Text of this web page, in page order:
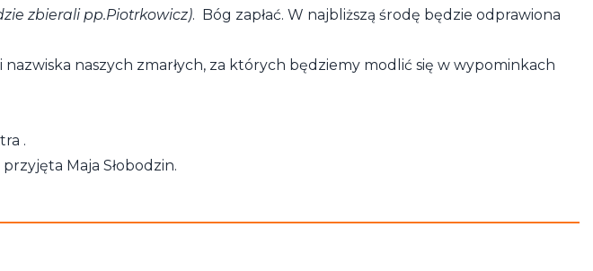
zbierali pp.Piotrkowicz). Bóg zapłać. W najbliższą środę będzie odprawiona
naszych zmarłych, za których będziemy modlić się w wypominkach
.
Maja Słobodzin.